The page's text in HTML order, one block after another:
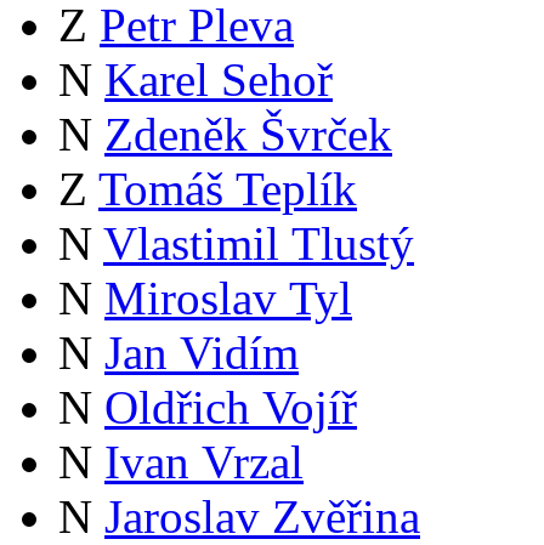
Z Petr Pleva
N Karel Sehoř
N Zdeněk Švrček
Z Tomáš Teplík
N Vlastimil Tlustý
N Miroslav Tyl
N Jan Vidím
N Oldřich Vojíř
N Ivan Vrzal
N Jaroslav Zvěřina